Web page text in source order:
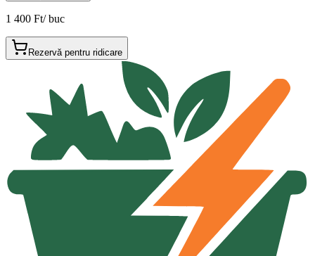
1 400 Ft/buc
Rezervă pentru ridicare